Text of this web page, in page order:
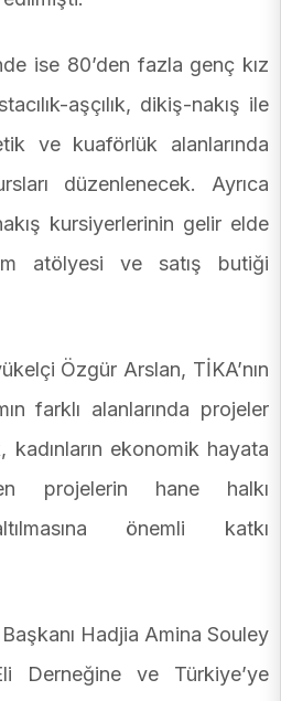
ise 80’den fazla genç kız
aşçılık, dikiş-nakış ile
ve kuaförlük alanlarında
düzenlenecek. Ayrıca
kursiyerlerinin gelir elde
atölyesi ve satış butiği
Özgür Arslan, TİKA’nın
farklı alanlarında projeler
ekonomik hayata
projelerin hane halkı
önemli katkı
Hadjia Amina Souley
Derneğine ve Türkiye’ye